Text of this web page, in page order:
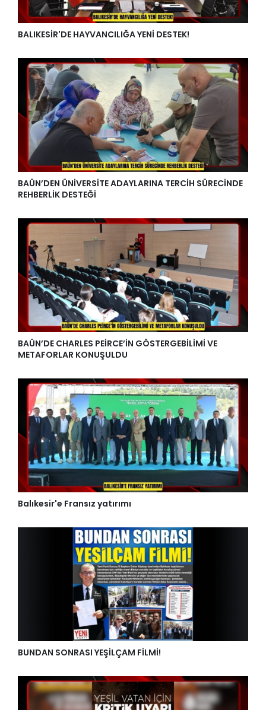
BALIKESİR'DE HAYVANCILIĞA YENİ DESTEK!
BAÜN’DEN ÜNİVERSİTE ADAYLARINA TERCİH SÜRECİNDE
REHBERLİK DESTEĞİ
BAÜN’DE CHARLES PEİRCE’İN GÖSTERGEBİLİMİ VE
METAFORLAR KONUŞULDU
Balıkesir'e Fransız yatırımı
BUNDAN SONRASI YEŞİLÇAM FİLMİ!